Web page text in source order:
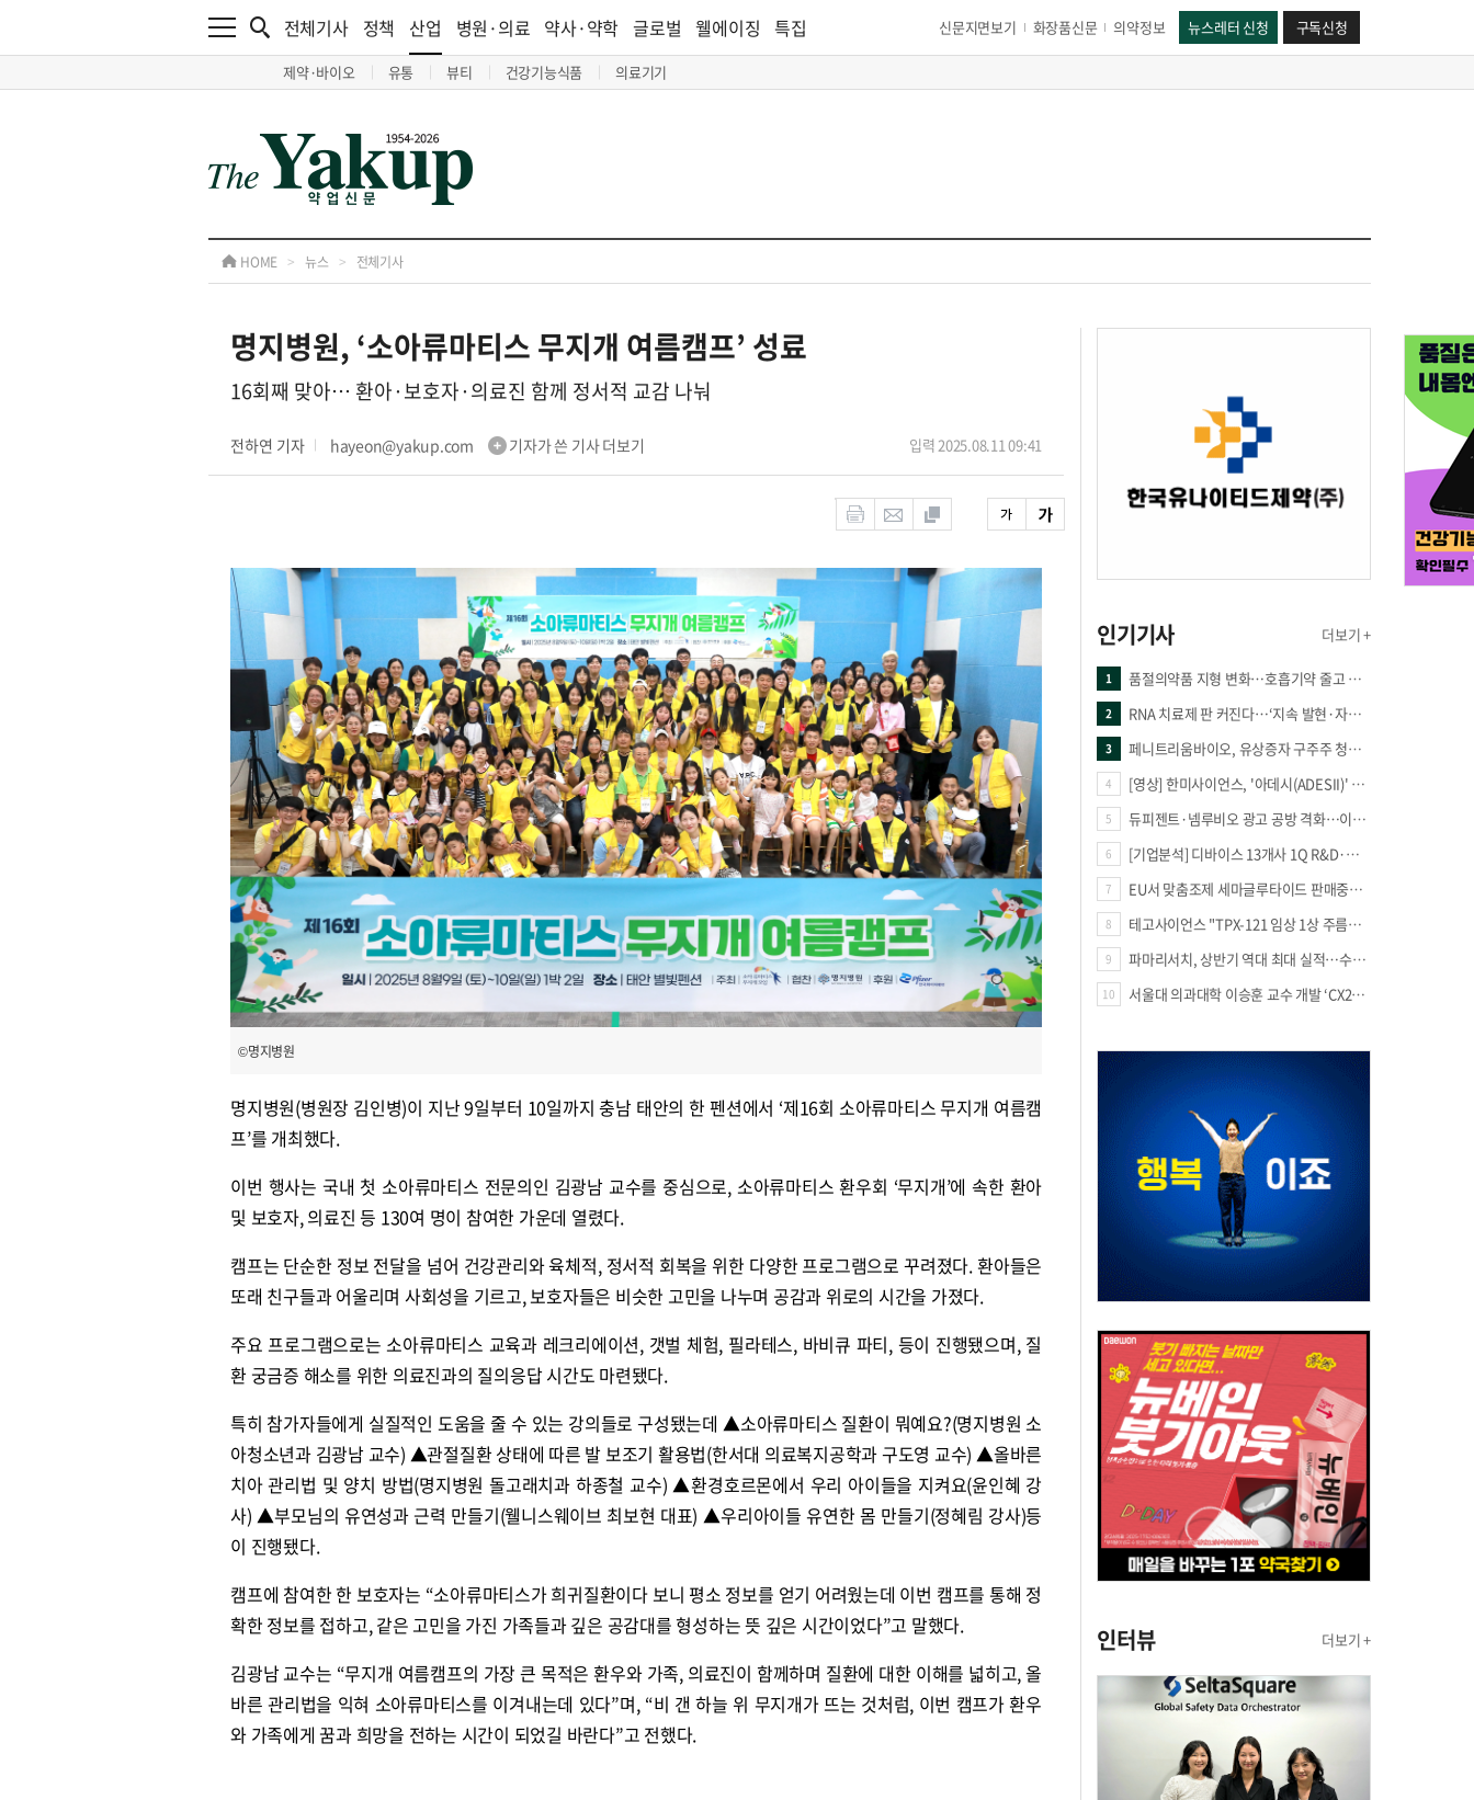
전체기사 정책 산업
제약·바이오 유통 뷰티 건강기능식품 의료기기
병원·의료 약사·약학 글로벌 웰에이징 특집 신문지면보기 화장품신문 의약정보 뉴스레터 신청 구독신청
HOME > 뉴스 > 전체기사
명지병원, ‘소아류마티스 무지개 여름캠프’ 성료
16회째 맞아… 환아·보호자·의료진 함께 정서적 교감 나눠
전하연 기자 hayeon@yakup.com 기자가 쓴 기사 더보기 입력 2025.08.11 09:41
©명지병원
명지병원(병원장 김인병)이 지난 9일부터 10일까지 충남 태안의 한 펜션에서 ‘제16회 소아류마티스 무지개 여름캠
프’를 개최했다.
이번 행사는 국내 첫 소아류마티스 전문의인 김광남 교수를 중심으로, 소아류마티스 환우회 ‘무지개’에 속한 환아
및 보호자, 의료진 등 130여 명이 참여한 가운데 열렸다.
캠프는 단순한 정보 전달을 넘어 건강관리와 육체적, 정서적 회복을 위한 다양한 프로그램으로 꾸려졌다. 환아들은
또래 친구들과 어울리며 사회성을 기르고, 보호자들은 비슷한 고민을 나누며 공감과 위로의 시간을 가졌다.
주요 프로그램으로는 소아류마티스 교육과 레크리에이션, 갯벌 체험, 필라테스, 바비큐 파티, 등이 진행됐으며, 질
환 궁금증 해소를 위한 의료진과의 질의응답 시간도 마련됐다.
특히 참가자들에게 실질적인 도움을 줄 수 있는 강의들로 구성됐는데 ▲소아류마티스 질환이 뭐예요?(명지병원 소
아청소년과 김광남 교수) ▲관절질환 상태에 따른 발 보조기 활용법(한서대 의료복지공학과 구도영 교수) ▲올바른
치아 관리법 및 양치 방법(명지병원 돌고래치과 하종철 교수) ▲환경호르몬에서 우리 아이들을 지켜요(윤인혜 강
사) ▲부모님의 유연성과 근력 만들기(웰니스웨이브 최보현 대표) ▲우리아이들 유연한 몸 만들기(정혜림 강사)등
이 진행됐다.
캠프에 참여한 한 보호자는 “소아류마티스가 희귀질환이다 보니 평소 정보를 얻기 어려웠는데 이번 캠프를 통해 정
확한 정보를 접하고, 같은 고민을 가진 가족들과 깊은 공감대를 형성하는 뜻 깊은 시간이었다”고 말했다.
김광남 교수는 “무지개 여름캠프의 가장 큰 목적은 환우와 가족, 의료진이 함께하며 질환에 대한 이해를 넓히고, 올
바른 관리법을 익혀 소아류마티스를 이겨내는데 있다”며, “비 갠 하늘 위 무지개가 뜨는 것처럼, 이번 캠프가 환우
와 가족에게 꿈과 희망을 전하는 시간이 되었길 바란다”고 전했다.
인기기사 더보기 +
1 품절의약품 지형 변화…호흡기약 줄고 만성질환 복합제 늘었다
2 RNA 치료제 판 커진다…‘지속 발현·자가증폭·단백질 복원’ 경쟁
3 페니트리움바이오, 유상증자 구주주 청약률 91.03% 기록
4 [영상] 한미사이언스, '아데시(ADESII)' 앞세워 더마 시장 판도 바꾼다
5 듀피젠트·넴루비오 광고 공방 격화…이번엔 사노피가 일부 문구 변경
6 [기업분석] 디바이스 13개사 1Q R&D·해외매출 증가
7 EU서 맞춤조제 세마글루타이드 판매중단 판결
8 테고사이언스 "TPX-121 임상 1상 주름개선 66.7%·안전성 확보"
9 파마리서치, 상반기 역대 최대 실적…수출 47% 늘며 성장 견인
10 서울대 의과대학 이승훈 교수 개발 ‘CX213’, 미국 FDA 패스트트랙 지정
인터뷰 더보기 +